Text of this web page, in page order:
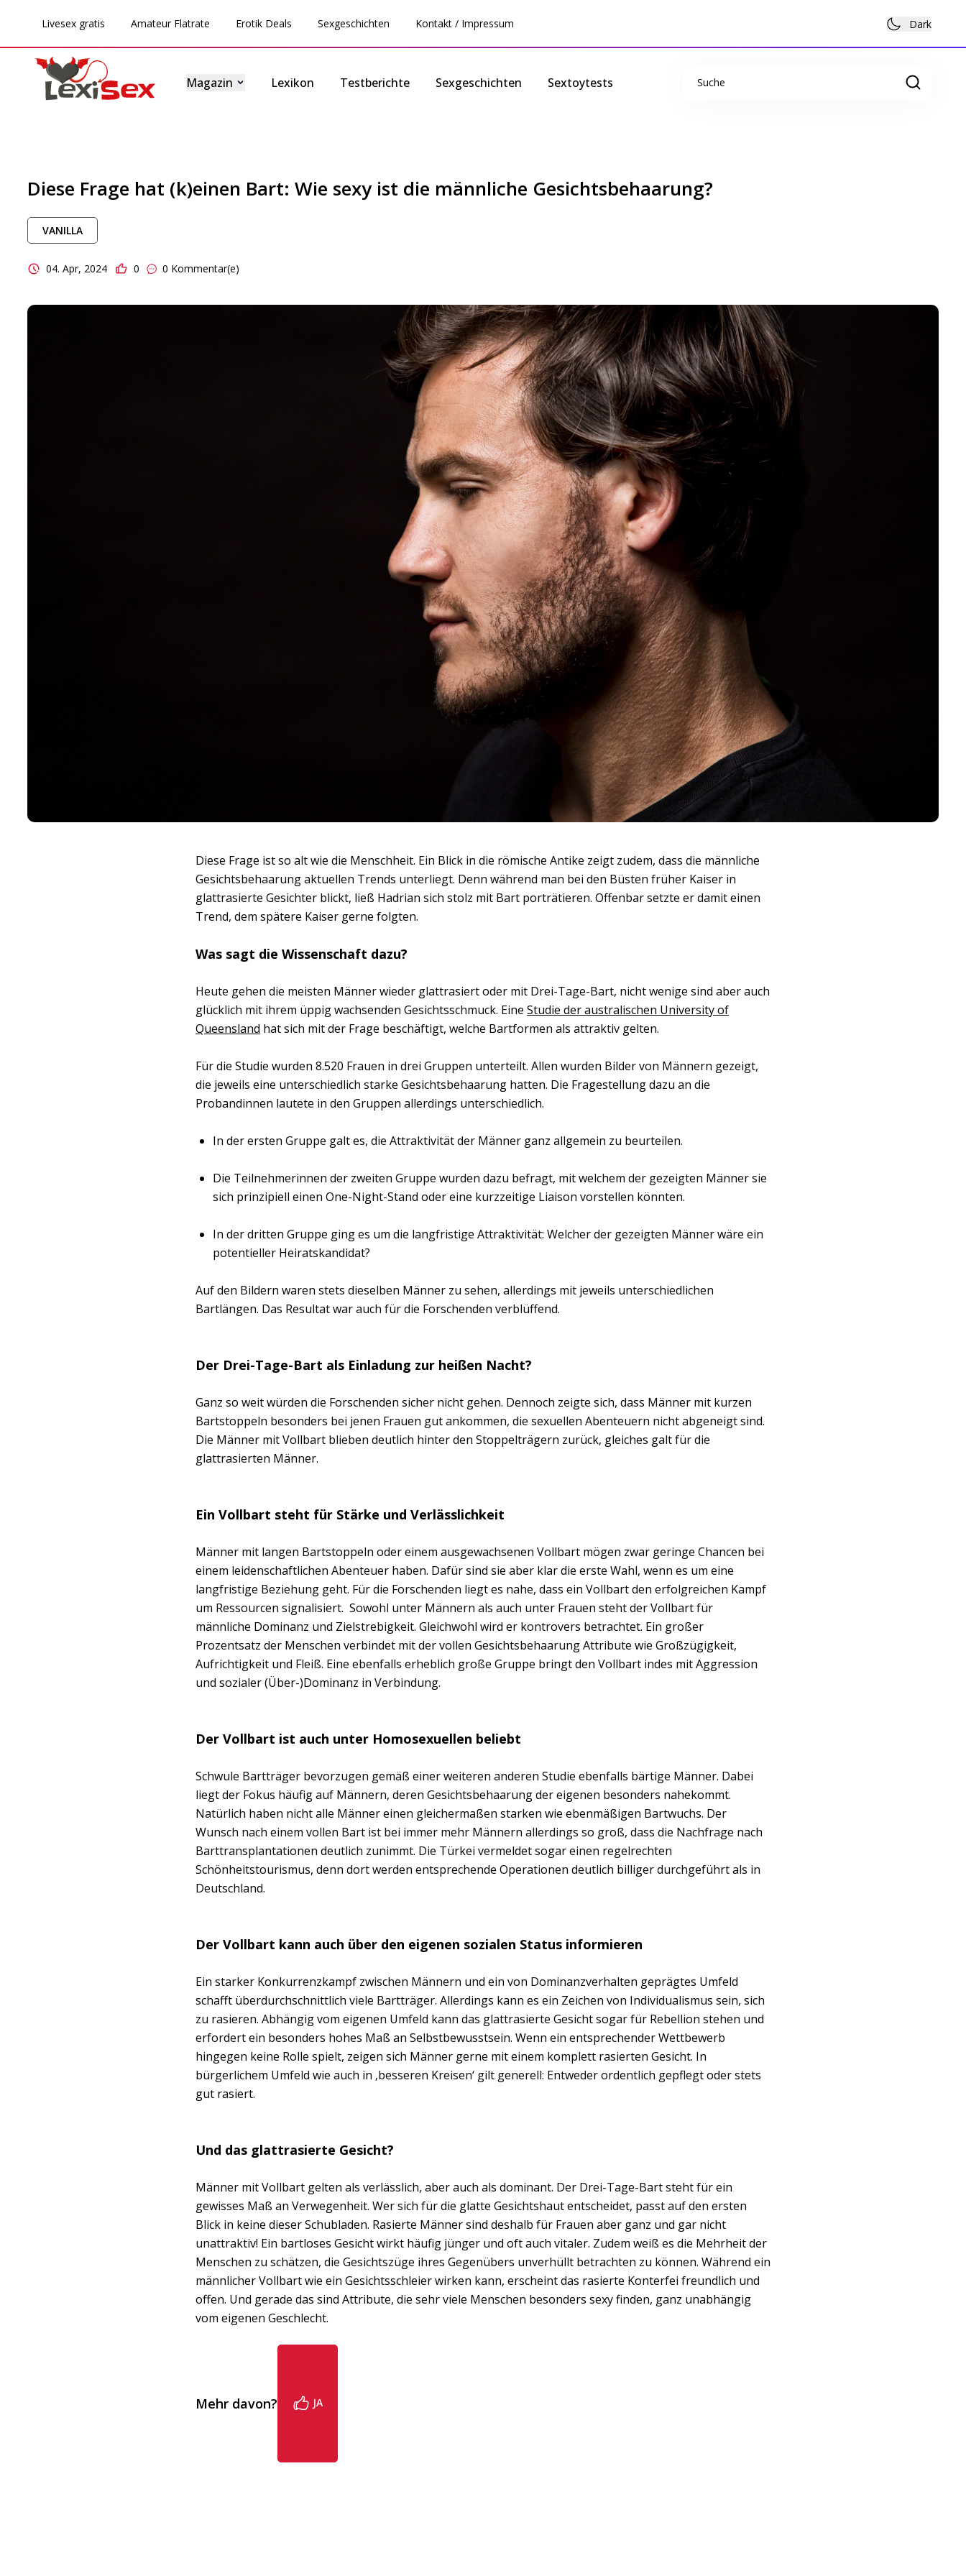
Livesex gratis Amateur Flatrate Erotik Deals Sexgeschichten Kontakt / Impressum Dark
Magazin Lexikon Testberichte Sexgeschichten Sextoytests Suche
Magazin
Diese Frage hat (k)einen Bart: Wie sexy ist die männliche Gesichtsbehaarung?
VANILLA
04. Apr, 2024 0 0 Kommentar(e)
Diese Frage ist so alt wie die Menschheit. Ein Blick in die römische Antike zeigt zudem, dass die männliche
Gesichtsbehaarung aktuellen Trends unterliegt. Denn während man bei den Büsten früher Kaiser in
glattrasierte Gesichter blickt, ließ Hadrian sich stolz mit Bart porträtieren. Offenbar setzte er damit einen
Trend, dem spätere Kaiser gerne folgten.
Was sagt die Wissenschaft dazu?
Heute gehen die meisten Männer wieder glattrasiert oder mit Drei-Tage-Bart, nicht wenige sind aber auch
glücklich mit ihrem üppig wachsenden Gesichtsschmuck. Eine Studie der australischen University of
Queensland hat sich mit der Frage beschäftigt, welche Bartformen als attraktiv gelten.
Für die Studie wurden 8.520 Frauen in drei Gruppen unterteilt. Allen wurden Bilder von Männern gezeigt,
die jeweils eine unterschiedlich starke Gesichtsbehaarung hatten. Die Fragestellung dazu an die
Probandinnen lautete in den Gruppen allerdings unterschiedlich.
In der ersten Gruppe galt es, die Attraktivität der Männer ganz allgemein zu beurteilen.
Die Teilnehmerinnen der zweiten Gruppe wurden dazu befragt, mit welchem der gezeigten Männer sie
sich prinzipiell einen One-Night-Stand oder eine kurzzeitige Liaison vorstellen könnten.
In der dritten Gruppe ging es um die langfristige Attraktivität: Welcher der gezeigten Männer wäre ein
potentieller Heiratskandidat?
Auf den Bildern waren stets dieselben Männer zu sehen, allerdings mit jeweils unterschiedlichen
Bartlängen. Das Resultat war auch für die Forschenden verblüffend.
Der Drei-Tage-Bart als Einladung zur heißen Nacht?
Ganz so weit würden die Forschenden sicher nicht gehen. Dennoch zeigte sich, dass Männer mit kurzen
Bartstoppeln besonders bei jenen Frauen gut ankommen, die sexuellen Abenteuern nicht abgeneigt sind.
Die Männer mit Vollbart blieben deutlich hinter den Stoppelträgern zurück, gleiches galt für die
glattrasierten Männer.
Ein Vollbart steht für Stärke und Verlässlichkeit
Männer mit langen Bartstoppeln oder einem ausgewachsenen Vollbart mögen zwar geringe Chancen bei
einem leidenschaftlichen Abenteuer haben. Dafür sind sie aber klar die erste Wahl, wenn es um eine
langfristige Beziehung geht. Für die Forschenden liegt es nahe, dass ein Vollbart den erfolgreichen Kampf
um Ressourcen signalisiert. Sowohl unter Männern als auch unter Frauen steht der Vollbart für
männliche Dominanz und Zielstrebigkeit. Gleichwohl wird er kontrovers betrachtet. Ein großer
Prozentsatz der Menschen verbindet mit der vollen Gesichtsbehaarung Attribute wie Großzügigkeit,
Aufrichtigkeit und Fleiß. Eine ebenfalls erheblich große Gruppe bringt den Vollbart indes mit Aggression
und sozialer (Über-)Dominanz in Verbindung.
Der Vollbart ist auch unter Homosexuellen beliebt
Schwule Bartträger bevorzugen gemäß einer weiteren anderen Studie ebenfalls bärtige Männer. Dabei
liegt der Fokus häufig auf Männern, deren Gesichtsbehaarung der eigenen besonders nahekommt.
Natürlich haben nicht alle Männer einen gleichermaßen starken wie ebenmäßigen Bartwuchs. Der
Wunsch nach einem vollen Bart ist bei immer mehr Männern allerdings so groß, dass die Nachfrage nach
Barttransplantationen deutlich zunimmt. Die Türkei vermeldet sogar einen regelrechten
Schönheitstourismus, denn dort werden entsprechende Operationen deutlich billiger durchgeführt als in
Deutschland.
Der Vollbart kann auch über den eigenen sozialen Status informieren
Ein starker Konkurrenzkampf zwischen Männern und ein von Dominanzverhalten geprägtes Umfeld
schafft überdurchschnittlich viele Bartträger. Allerdings kann es ein Zeichen von Individualismus sein, sich
zu rasieren. Abhängig vom eigenen Umfeld kann das glattrasierte Gesicht sogar für Rebellion stehen und
erfordert ein besonders hohes Maß an Selbstbewusstsein. Wenn ein entsprechender Wettbewerb
hingegen keine Rolle spielt, zeigen sich Männer gerne mit einem komplett rasierten Gesicht. In
bürgerlichem Umfeld wie auch in ‚besseren Kreisen‘ gilt generell: Entweder ordentlich gepflegt oder stets
gut rasiert.
Und das glattrasierte Gesicht?
Männer mit Vollbart gelten als verlässlich, aber auch als dominant. Der Drei-Tage-Bart steht für ein
gewisses Maß an Verwegenheit. Wer sich für die glatte Gesichtshaut entscheidet, passt auf den ersten
Blick in keine dieser Schubladen. Rasierte Männer sind deshalb für Frauen aber ganz und gar nicht
unattraktiv! Ein bartloses Gesicht wirkt häufig jünger und oft auch vitaler. Zudem weiß es die Mehrheit der
Menschen zu schätzen, die Gesichtszüge ihres Gegenübers unverhüllt betrachten zu können. Während ein
männlicher Vollbart wie ein Gesichtsschleier wirken kann, erscheint das rasierte Konterfei freundlich und
offen. Und gerade das sind Attribute, die sehr viele Menschen besonders sexy finden, ganz unabhängig
vom eigenen Geschlecht.
Mehr davon? JA